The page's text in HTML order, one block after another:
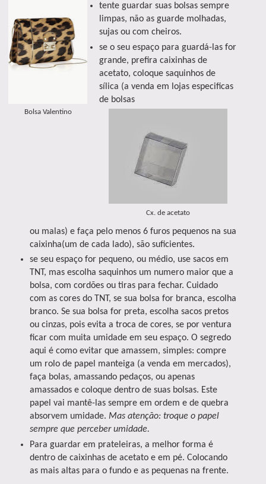
Bolsa Valentino
tente guardar suas bolsas sempre
limpas, não as guarde molhadas,
sujas ou com cheiros.
se o seu espaço para guardá-las for
grande, prefira caixinhas de
acetato, coloque saquinhos de
sílica (a venda em lojas especificas
de bolsas
Cx. de acetato
ou malas) e faça pelo menos 6 furos pequenos na sua
caixinha(um de cada lado), são suficientes.
se seu espaço for pequeno, ou médio, use sacos em
TNT, mas escolha saquinhos um numero maior que a
bolsa, com cordões ou tiras para fechar. Cuidado
com as cores do TNT, se sua bolsa for branca, escolha
branco. Se sua bolsa for preta, escolha sacos pretos
ou cinzas, pois evita a troca de cores, se por ventura
ficar com muita umidade em seu espaço. O segredo
aqui é como evitar que amassem, simples: compre
um rolo de papel manteiga (a venda em mercados),
faça bolas, amassando pedaços, ou apenas
amassados e coloque dentro de suas bolsas. Este
papel vai mantê-las sempre em ordem e de quebra
absorvem umidade. Mas atenção: troque o papel
sempre que perceber umidade.
Para guardar em prateleiras, a melhor forma é
dentro de caixinhas de acetato e em pé. Colocando
as mais altas para o fundo e as pequenas na frente.